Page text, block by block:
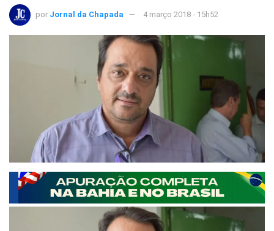
por Jornal da Chapada 4 março 2018 - 15h52